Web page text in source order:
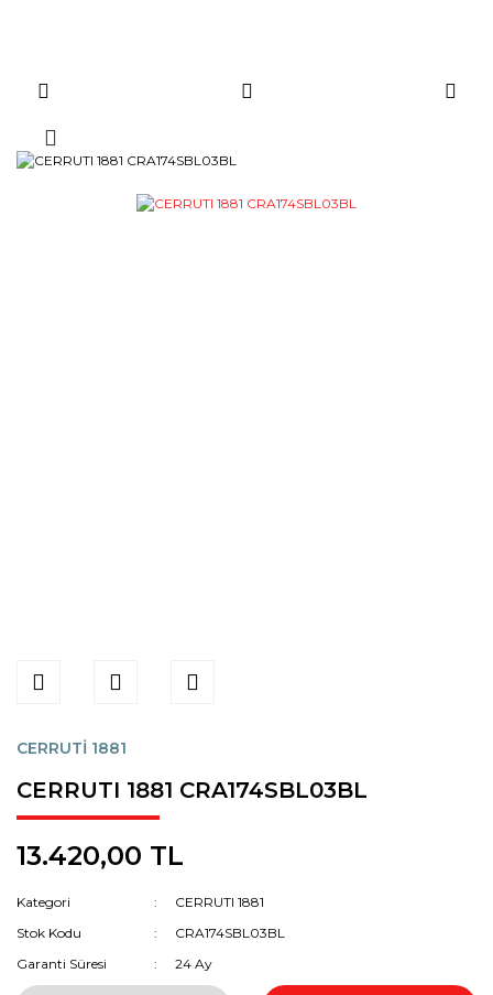
CERRUTİ 1881
CERRUTI 1881 CRA174SBL03BL
13.420,00 TL
Kategori
CERRUTI 1881
Stok Kodu
CRA174SBL03BL
Garanti Süresi
24 Ay